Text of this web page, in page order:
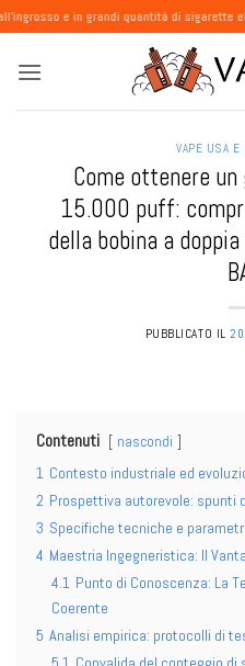
Salta
ai
contenuti
grandi quantità di sigarette elettroniche
VAPE USA E
Come ottenere
15.000 puff:
della bobina a
PUBBLICATO IL
Contenuti nascondi
1 Contesto industriale ed
2 Prospettiva autorevole: spunti
3 Specifiche tecniche e
4 Maestria Ingegneristica: Il
4.1 Punto di Conoscenza: La
Coerente
5 Analisi empirica: protocolli di